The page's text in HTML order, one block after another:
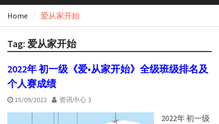
Home 爱从家开始
Tag: 爱从家开始
2022年 初一级《爱•从家开始》全级班级排名及
个人赛成绩
15/09/2022 资讯中心 3
2022年 初一级